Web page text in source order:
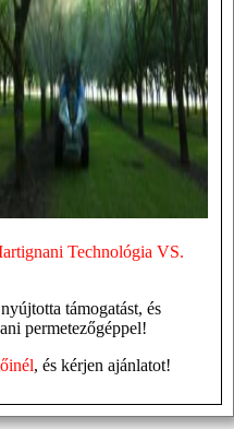
Technológia VS.
támogatást, és
permetezőgéppel!
, és kérjen ajánlatot!